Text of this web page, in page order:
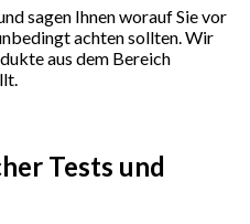
sagen Ihnen worauf Sie vor
achten sollten. Wir
aus dem Bereich
Tests und